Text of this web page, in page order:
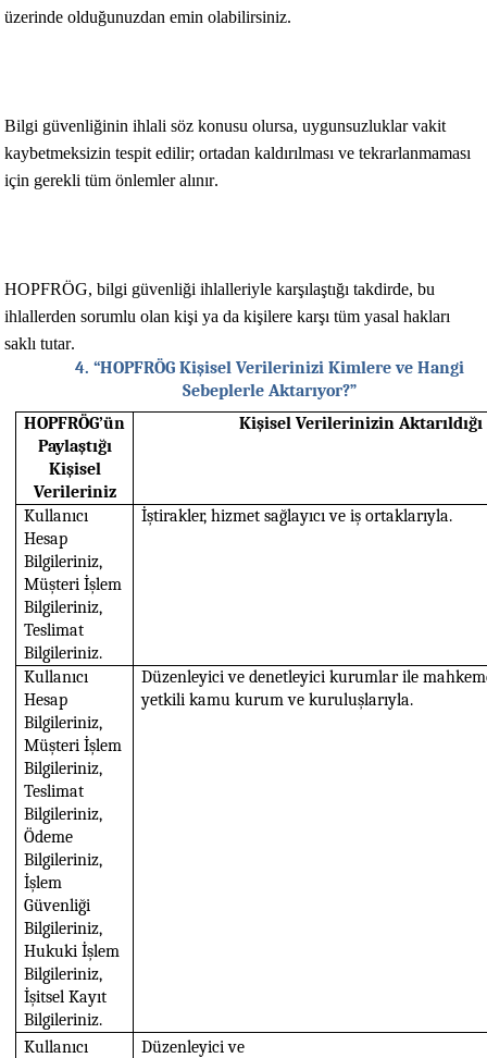
üzerinde olduğunuzdan emin olabilirsiniz.
Bilgi güvenliğinin ihlali söz konusu olursa, uygunsuzluklar vakit
kaybetmeksizin tespit edilir; ortadan kaldırılması ve tekrarlanmaması
için gerekli tüm önlemler alınır.
HOPFRÖG, bilgi güvenliği ihlalleriyle karşılaştığı takdirde, bu
ihlallerden sorumlu olan kişi ya da kişilere karşı tüm yasal hakları
saklı tutar.
4. “HOPFRÖG Kişisel Verilerinizi Kimlere ve Hangi
Sebeplerle Aktarıyor?”
HOPFRÖG’ün
Paylaştığı
Kişisel
Verileriniz
Kişisel Verilerinizin Aktarıldığı
Kullanıcı
Hesap
Bilgileriniz,
Müşteri İşlem
Bilgileriniz,
Teslimat
Bilgileriniz.
İştirakler, hizmet sağlayıcı ve iş ortaklarıyla.
Kullanıcı
Hesap
Bilgileriniz,
Müşteri İşlem
Bilgileriniz,
Teslimat
Bilgileriniz,
Ödeme
Bilgileriniz,
İşlem
Güvenliği
Bilgileriniz,
Hukuki İşlem
Bilgileriniz,
İşitsel Kayıt
Bilgileriniz.
Düzenleyici ve denetleyici kurumlar ile
yetkili kamu kurum ve kuruluşlarıyla.
Kullanıcı
Düzenleyici ve